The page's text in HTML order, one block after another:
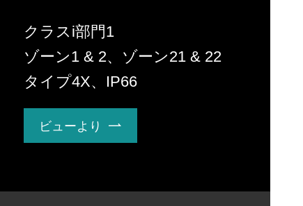
クラスi部門1
ゾーン1 & 2、ゾーン21 & 22
タイプ4X、IP66
ビューより 